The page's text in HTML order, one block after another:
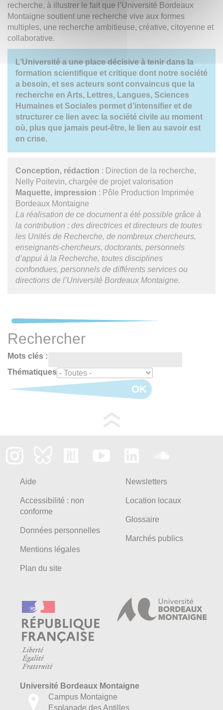
recherche, à illustrer le fait que l’Université Bordeaux
Montaigne soutient une recherche vive aux formes
multiples, une recherche ambitieuse, créative, citoyenne et
collaborative.
L’Université a une place décisive à tenir dans la
formation scientifique et critique dont notre société
a besoin, et ses acteurs sont convaincus que la
recherche en Arts, Lettres, Langues, Sciences
Humaines et Sociales permet d’intensifier et de
structurer ce lien avec la société civile au moment
où, plus que jamais peut-être, le lien au savoir est
en crise.
Conception, rédaction : Direction de la recherche,
Nelly Poitevin, chargée de projet valorisation
Maquette, impression : Pôle Production Imprimée
Bordeaux Montaigne
La réalisation de ce document a été possible grâce à
la contribution : des directrices et directeurs de toutes
les Unités de Recherche, de nombreux chercheurs,
enseignants-chercheurs, doctorants, personnels
d’appui à la Recherche, toutes disciplines
confondues, personnels de différents services ou
directions de l’Université Bordeaux Montaigne.
Rechercher
Mots clés :
Thématiques
OK
Aide
Accessibilité : non
conforme
Données personnelles
Mentions légales
Plan du site
Newsletters
Location locaux
Glossaire
Marchés publics
Université Bordeaux Montaigne
Campus Montaigne
Esplanade des Antilles